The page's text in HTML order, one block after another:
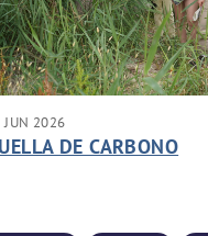
JUN 2026
DE CARBONO